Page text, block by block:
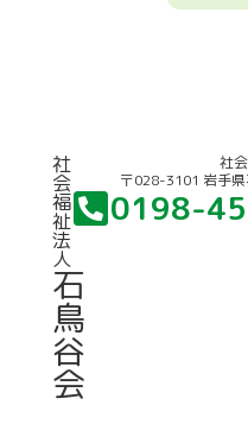
社
会
福
祉
法
人
石
鳥
谷
会
社
〒028-3101 岩手
0198-